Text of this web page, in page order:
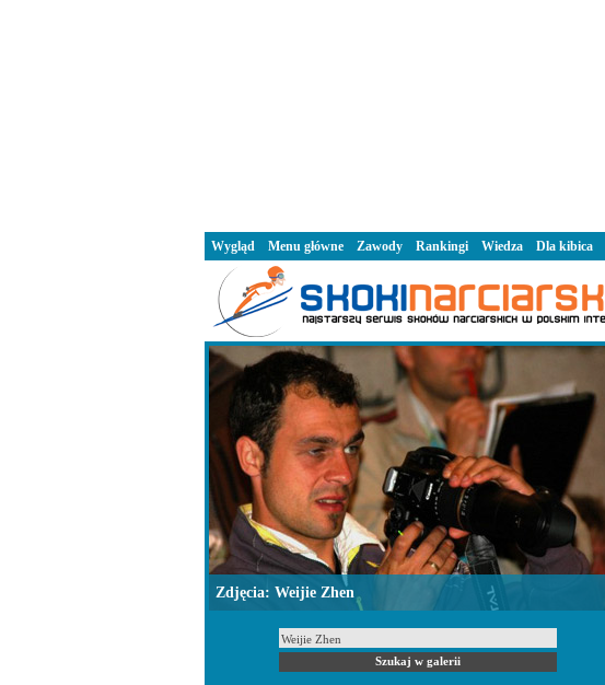
Zdjęcia: Weijie Zhen
Wygląd Menu główne Zawody Rankingi Wiedza Dla kibica